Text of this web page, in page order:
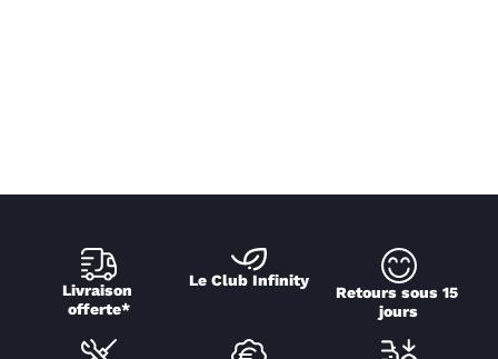
Livraison
offerte*
Le Club Infinity
Retours sous 15
jours